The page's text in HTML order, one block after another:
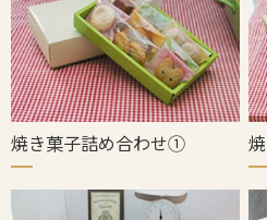
焼き菓子詰め合わせ①